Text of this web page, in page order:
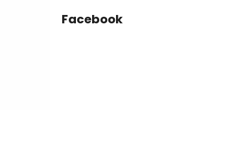
Facebook